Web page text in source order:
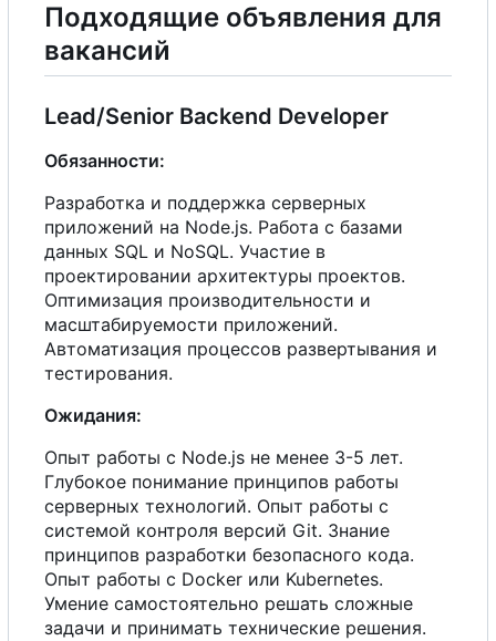
Подходящие объявления для
вакансий
Lead/Senior Backend Developer
Обязанности:
Разработка и поддержка серверных
приложений на Node.js. Работа с базами
данных SQL и NoSQL. Участие в
проектировании архитектуры проектов.
Оптимизация производительности и
масштабируемости приложений.
Автоматизация процессов развертывания и
тестирования.
Ожидания:
Опыт работы с Node.js не менее 3-5 лет.
Глубокое понимание принципов работы
серверных технологий. Опыт работы с
системой контроля версий Git. Знание
принципов разработки безопасного кода.
Опыт работы с Docker или Kubernetes.
Умение самостоятельно решать сложные
задачи и принимать технические решения.